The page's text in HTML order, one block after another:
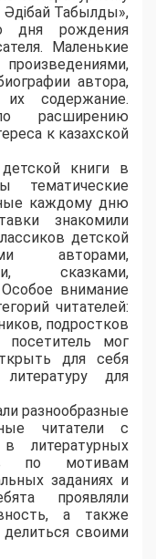
Әдібай Табылды»,
дня рождения
Маленькие
автора,
содержание.
расширению
к казахской
книги в
тематические
каждому дню
знакомили
детской
авторами,
сказками,
внимание
читателей:
подростков
мог
для себя
для
разнообразные
читатели с
литературных
по мотивам
заданиях и
проявляли
а также
своими